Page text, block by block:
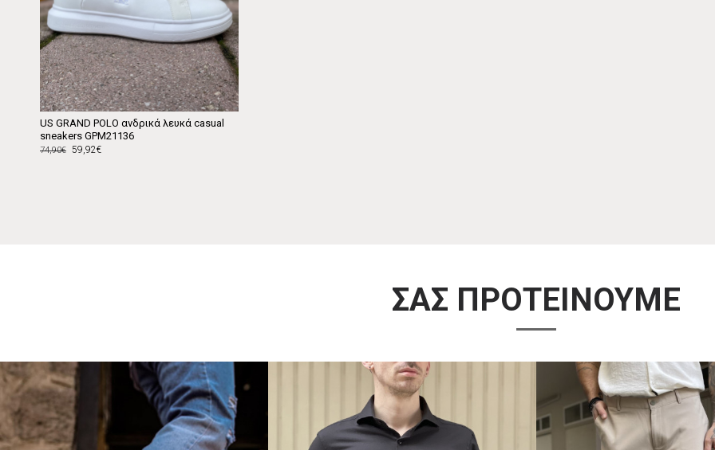
US GRAND POLO ανδρικά λευκά casual
sneakers GPM21136
59,92€
74,90€
ΣΑΣ ΠΡΟΤΕΙΝΟΥΜΕ